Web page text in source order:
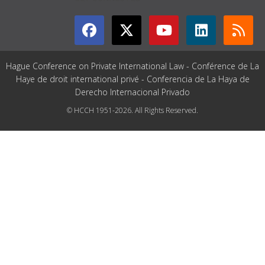
Hague Conference on Private International Law - Conférence de La
Haye de droit international privé - Conferencia de La Haya de
Derecho Internacional Privado
© HCCH 1951-2026. All Rights Reserved.